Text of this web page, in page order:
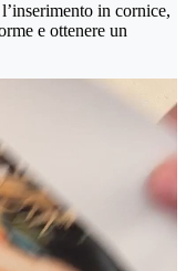
in cornice,
e ottenere un